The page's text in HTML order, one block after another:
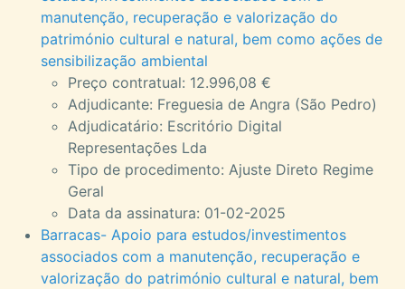
manutenção, recuperação e valorização do
património cultural e natural, bem como ações de
sensibilização ambiental
Preço contratual: 12.996,08 €
Adjudicante: Freguesia de Angra (São Pedro)
Adjudicatário: Escritório Digital
Representações Lda
Tipo de procedimento: Ajuste Direto Regime
Geral
Data da assinatura: 01-02-2025
Barracas- Apoio para estudos/investimentos
associados com a manutenção, recuperação e
valorização do património cultural e natural, bem